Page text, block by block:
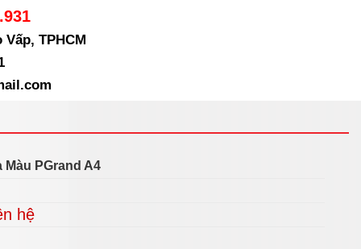
TPHCM
Màu PGrand A4
hệ